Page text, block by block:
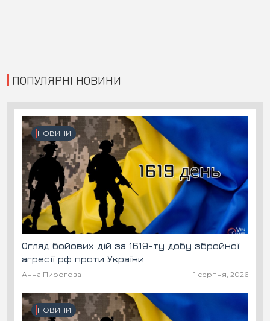
ПОПУЛЯРНІ НОВИНИ
НОВИНИ
Огляд бойових дій за 1619-ту добу збройної
агресії рф проти України
Анна Пирогова 1 серпня, 2026
НОВИНИ